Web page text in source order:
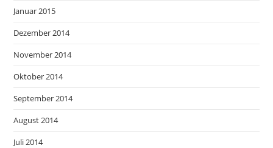
Januar 2015
Dezember 2014
November 2014
Oktober 2014
September 2014
August 2014
Juli 2014